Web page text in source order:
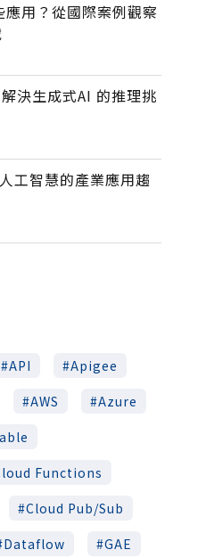
用？從國際案例觀察
決生成式AI 的推理挑
工智慧的產業應用趨
API
Apigee
AWS
Azure
Functions
Cloud Pub/Sub
Dataflow
GAE